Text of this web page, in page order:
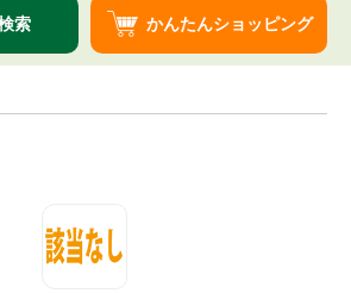
索 かんたんショッピング